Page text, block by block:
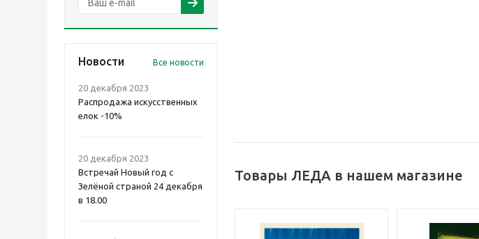
Новости Все новости
20 декабря 2023
Распродажа искусственных
елок -10%
20 декабря 2023
Встречай Новый год с
Зелёной страной 24 декабря
в 18.00
Товары ЛЕДА в нашем магазине